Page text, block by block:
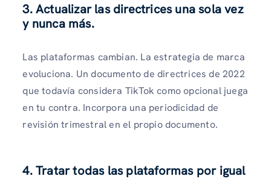
3. Actualizar las directrices una sola vez
y nunca más.
Las plataformas cambian. La estrategia de marca
evoluciona. Un documento de directrices de 2022
que todavía considera TikTok como opcional juega
en tu contra. Incorpora una periodicidad de
revisión trimestral en el propio documento.
4. Tratar todas las plataformas por igual